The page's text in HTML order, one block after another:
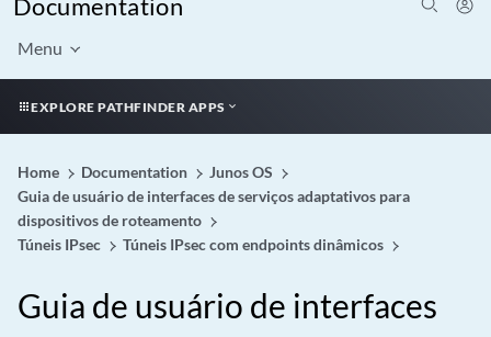
Documentation
Menu
EXPLORE PATHFINDER APPS
Home Documentation
Junos OS
Guia de usuário de interfaces de serviços adaptativos para
dispositivos de roteamento
Túneis IPsec
Túneis IPsec com endpoints dinâmicos
Guia de usuário de interfaces